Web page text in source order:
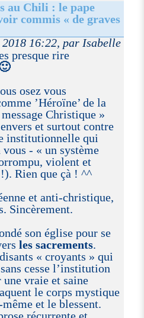
au Chili : le pape
commis « de graves
16:22, par Isabelle
presque rire
osez vous
’Héroïne’ de la
Christique »
et surtout contre
institutionnelle qui
- « un système
violent et
Rien que çà ! ^^
et anti-christique,
Sincèrement.
son église pour se
les sacrements.
« croyants » qui
cesse l’institution
une vraie et saine
le corps mystique
et le blessent.